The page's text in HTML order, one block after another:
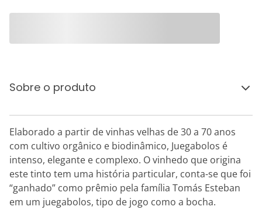
Sobre o produto
Elaborado a partir de vinhas velhas de 30 a 70 anos
com cultivo orgânico e biodinâmico, Juegabolos é
intenso, elegante e complexo. O vinhedo que origina
este tinto tem uma história particular, conta-se que foi
“ganhado” como prêmio pela família Tomás Esteban
em um juegabolos, tipo de jogo como a bocha.